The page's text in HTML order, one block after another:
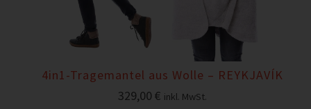
4in1-Tragemantel aus Wolle – REYKJAVÍK
329,00 € inkl. MwSt.